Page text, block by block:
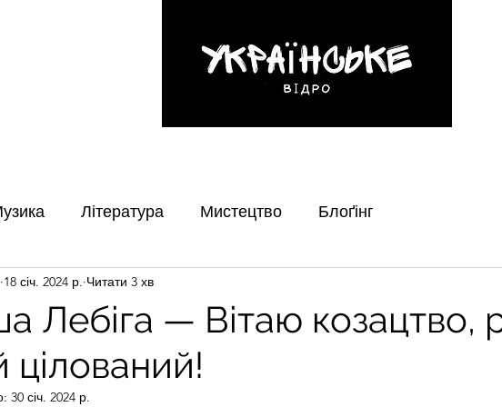
Література Мистецтво Блоґінг
Лебіга — Вітаю козацтво,
цілований!
18 січ. 2024 р. Читати 3 хв
30 січ. 2024 р.